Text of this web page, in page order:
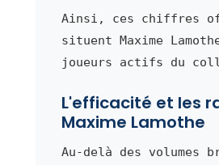
Ainsi, ces chiffres
situent Maxime
joueurs actifs du
L'efficacité et les
Maxime Lamothe
Au-delà des volumes